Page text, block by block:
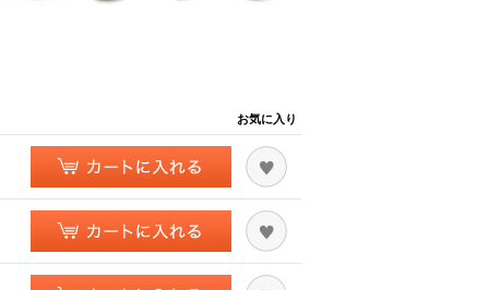
お気に入り